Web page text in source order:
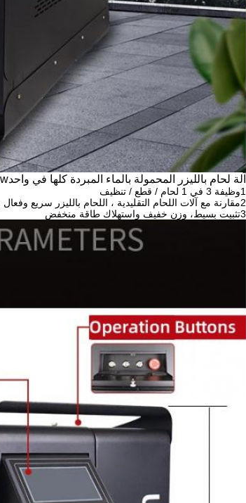
آلة لحام بالليزر المحمولة بالماء المبردة كلها في واحد
1وظيفة 3 في 1 لحام / قطع / تنظيف
2مقارنة مع آلات اللحام التقليدية ، اللحام بالليزر سريع وفعال وآمن وصديق للبيئة
3تثبيت بسيط، وزن خفيف واستهلاك طاقة منخفض